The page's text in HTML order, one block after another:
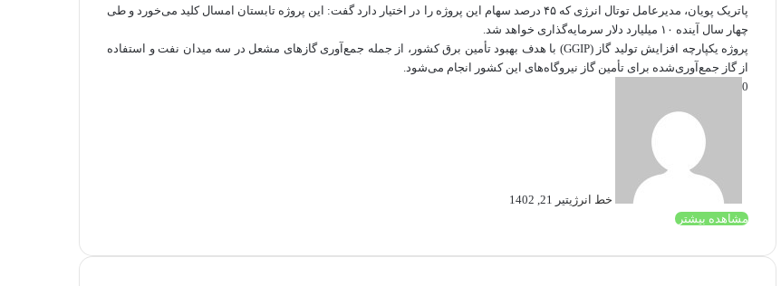
پاتریک پویان، مدیرعامل توتال انرژی که ۴۵ درصد سهام این پروژه را در اختیار دارد گفت: این پروژه تابستان امسال کلید می‌خورد و طی
چهار سال آینده ۱۰ میلیارد دلار سرمایه‌گذاری خواهد شد.
پروژه یکپارچه افزایش تولید گاز (GGIP) با هدف بهبود تأمین برق کشور، از جمله جمع‌آوری گازهای مشعل در سه میدان نفت و استفاده
از گاز جمع‌آوری‌شده برای تأمین گاز نیروگاه‌های این کشور انجام می‌شود.
خط انرژیتیر 21, 1402
0
مشاهده بیشتر